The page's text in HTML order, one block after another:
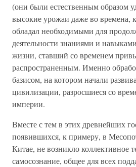
(они были естественным образом
высокие урожаи даже во времена,
обладал необходимыми для
деятельности знаниями и
жизни, ставший со временем
распространенным. Именно
базисом, на котором начали
цивилизации, разросшиеся со
империи.
Вместе с тем в этих древнейших
появившихся, к примеру, в
Китае, не возникло коллективное
самосознание, общее для всех